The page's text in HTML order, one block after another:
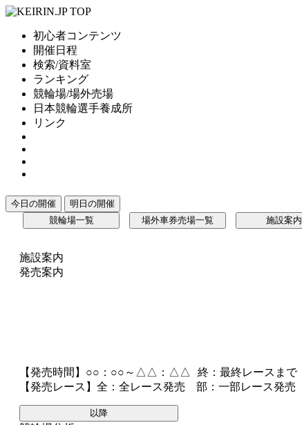
初心者コンテンツ
開催日程
検索/資料室
ランキング
競輪場/場外売場
日本競輪選手養成所
リンク
今日の開催
明日の開催
競輪場一覧
場外車券売場一覧 施設案内
施設案内
発売案内
【発売時間】 ○○：○○～△△：△△ 終 ：最終レースまで
【発売レース】 全 ：全レース発売 部 ：一部レース発売
以降